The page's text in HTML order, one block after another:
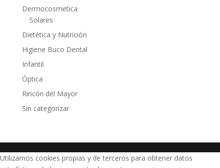
Dermocosmetica
Solares
Dietética y Nutrición
Higiene Buco Dental
Infantil
Óptica
Rincón del Mayor
Sin categorizar
Utilizamos cookies propias y de terceros para obtener datos